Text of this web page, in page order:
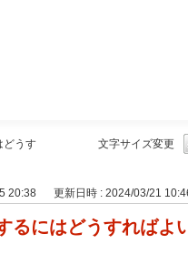
文字サイズ変更
どうす
20:38 更新日時 : 2024/03/21
るにはどうすればよ